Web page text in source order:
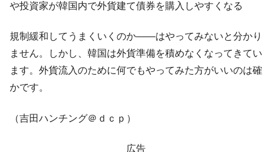
や投資家が韓国内で外貨建て債券を購入しやすくなる
規制緩和してうまくいくのか――はやってみないと分かり
ません。しかし、韓国は外貨準備を積めなくなってきてい
ます。外貨流入のために何でもやってみた方がいいのは確
かです。
（吉田ハンチング＠ｄｃｐ）
広告